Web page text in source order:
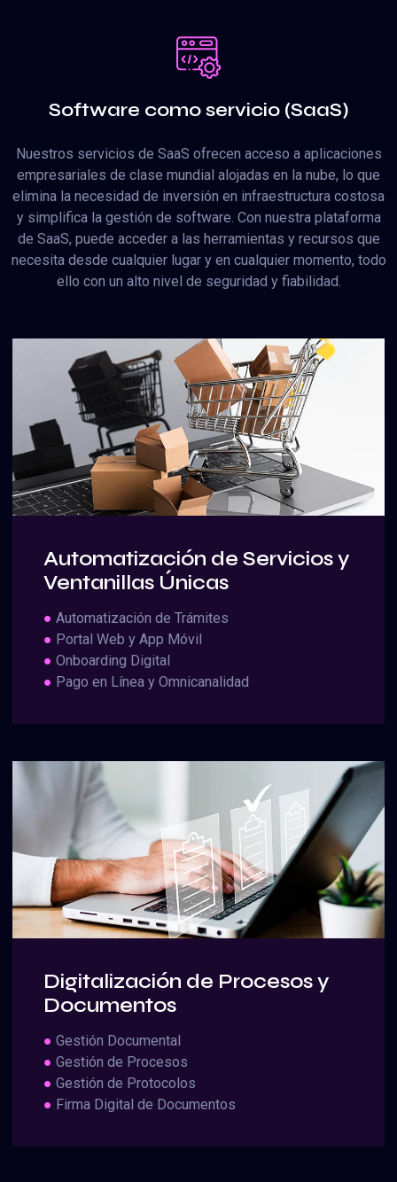
Software como servicio (SaaS)
Nuestros servicios de SaaS ofrecen acceso a aplicaciones
empresariales de clase mundial alojadas en la nube, lo que
elimina la necesidad de inversión en infraestructura costosa
y simplifica la gestión de software. Con nuestra plataforma
de SaaS, puede acceder a las herramientas y recursos que
necesita desde cualquier lugar y en cualquier momento, todo
ello con un alto nivel de seguridad y fiabilidad.
Automatización de Servicios y
Ventanillas Únicas
● Automatización de Trámites
● Portal Web y App Móvil
● Onboarding Digital
● Pago en Línea y Omnicanalidad
Digitalización de Procesos y
Documentos
● Gestión Documental
● Gestión de Procesos
● Gestión de Protocolos
● Firma Digital de Documentos